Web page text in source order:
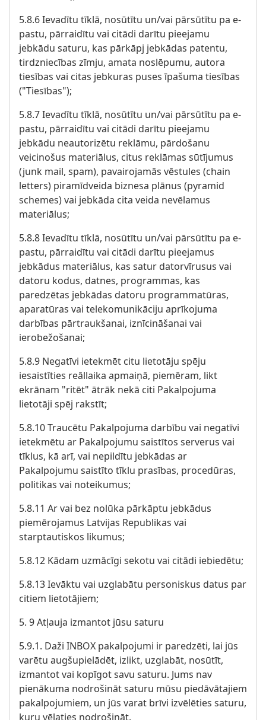
5.8.6 Ievadītu tīklā, nosūtītu un/vai pārsūtītu pa e-
pastu, pārraidītu vai citādi darītu pieejamu
jebkādu saturu, kas pārkāpj jebkādas patentu,
tirdzniecības zīmju, amata noslēpumu, autora
tiesības vai citas jebkuras puses īpašuma tiesības
("Tiesības");
5.8.7 Ievadītu tīklā, nosūtītu un/vai pārsūtītu pa e-
pastu, pārraidītu vai citādi darītu pieejamu
jebkādu neautorizētu reklāmu, pārdošanu
veicinošus materiālus, citus reklāmas sūtījumus
(junk mail, spam), pavairojamās vēstules (chain
letters) piramīdveida biznesa plānus (pyramid
schemes) vai jebkāda cita veida nevēlamus
materiālus;
5.8.8 Ievadītu tīklā, nosūtītu un/vai pārsūtītu pa e-
pastu, pārraidītu vai citādi darītu pieejamus
jebkādus materiālus, kas satur datorvīrusus vai
datoru kodus, datnes, programmas, kas
paredzētas jebkādas datoru programmatūras,
aparatūras vai telekomunikāciju aprīkojuma
darbības pārtraukšanai, iznīcināšanai vai
ierobežošanai;
5.8.9 Negatīvi ietekmēt citu lietotāju spēju
iesaistīties reāllaika apmaiņā, piemēram, likt
ekrānam "ritēt" ātrāk nekā citi Pakalpojuma
lietotāji spēj rakstīt;
5.8.10 Traucētu Pakalpojuma darbību vai negatīvi
ietekmētu ar Pakalpojumu saistītos serverus vai
tīklus, kā arī, vai nepildītu jebkādas ar
Pakalpojumu saistīto tīklu prasības, procedūras,
politikas vai noteikumus;
5.8.11 Ar vai bez nolūka pārkāptu jebkādus
piemērojamus Latvijas Republikas vai
starptautiskos likumus;
5.8.12 Kādam uzmācīgi sekotu vai citādi iebiedētu;
5.8.13 Ievāktu vai uzglabātu personiskus datus par
citiem lietotājiem;
5. 9 Atļauja izmantot jūsu saturu
5.9.1. Daži INBOX pakalpojumi ir paredzēti, lai jūs
varētu augšupielādēt, izlikt, uzglabāt, nosūtīt,
izmantot vai kopīgot savu saturu. Jums nav
pienākuma nodrošināt saturu mūsu piedāvātajiem
pakalpojumiem, un jūs varat brīvi izvēlēties saturu,
kuru vēlaties nodrošināt.